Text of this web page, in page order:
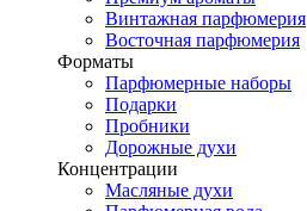
Винтажная парфюмерия
Восточная парфюмерия
Форматы
Парфюмерные наборы
Подарки
Пробники
Дорожные духи
Концентрации
Масляные духи